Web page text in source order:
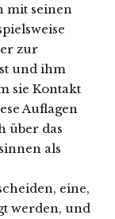
mit seinen
zur
und ihm
sie Kontakt
Auflagen
über das
als
eine,
werden, und